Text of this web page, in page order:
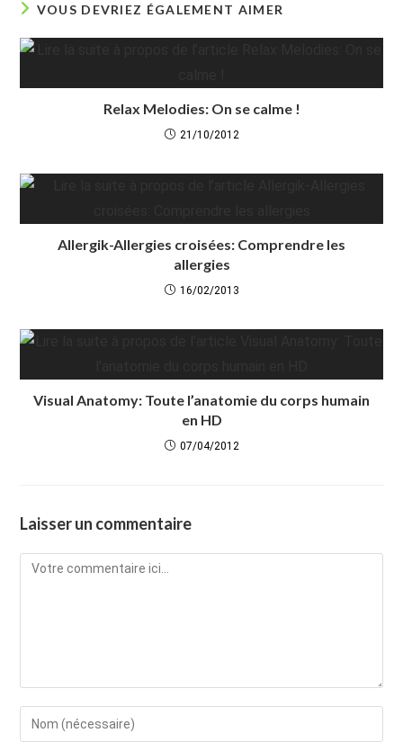
VOUS DEVRIEZ ÉGALEMENT AIMER
Relax Melodies: On se calme !
21/10/2012
Allergik-Allergies croisées: Comprendre les
allergies
16/02/2013
Visual Anatomy: Toute l’anatomie du corps humain
en HD
07/04/2012
Laisser un commentaire
Comment
Enter
your